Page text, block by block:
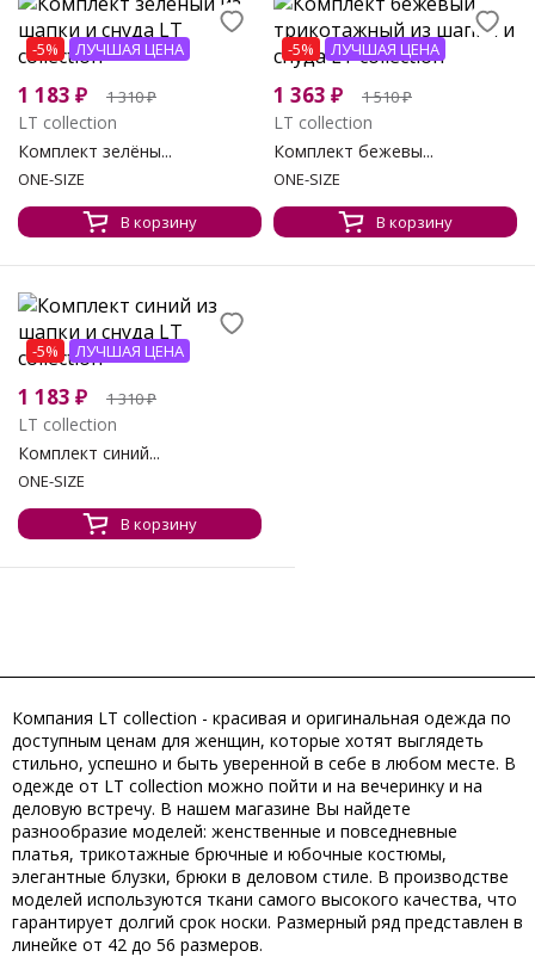
-5% ЛУЧШАЯ ЦЕНА
1 183 ₽ 1 310₽
LT collection
Комплект зелёны...
ONE-SIZE
В корзину
-5% ЛУЧШАЯ ЦЕНА
1 363 ₽ 1 510₽
LT collection
Комплект бежевы...
ONE-SIZE
В корзину
-5% ЛУЧШАЯ ЦЕНА
1 183 ₽ 1 310₽
LT collection
Комплект синий...
ONE-SIZE
В корзину
Компания LT collection - красивая и оригинальная одежда по
доступным ценам для женщин, которые хотят выглядеть
стильно, успешно и быть уверенной в себе в любом месте. В
одежде от LT collection можно пойти и на вечеринку и на
деловую встречу. В нашем магазине Вы найдете
разнообразие моделей: женственные и повседневные
платья, трикотажные брючные и юбочные костюмы,
элегантные блузки, брюки в деловом стиле. В производстве
моделей используются ткани самого высокого качества, что
гарантирует долгий срок носки. Размерный ряд представлен в
линейке от 42 до 56 размеров.